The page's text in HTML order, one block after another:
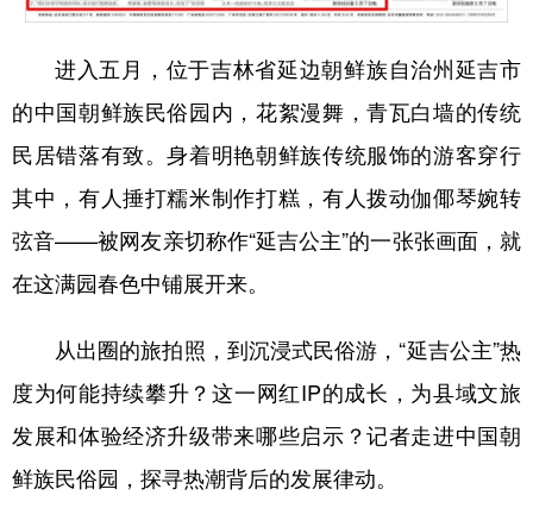
广东 广西 海南 重庆
四川 贵州 云南 西藏
陕西 甘肃 青海 宁夏
新疆 内蒙古
多语种频道
English Español Français عربى
Русский язык 日本語
进入五月，位于吉林省延边朝鲜族自治州延吉市
的中国朝鲜族民俗园内，花絮漫舞，青瓦白墙的传统
民居错落有致。身着明艳朝鲜族传统服饰的游客穿行
其中，有人捶打糯米制作打糕，有人拨动伽倻琴婉转
弦音——被网友亲切称作“延吉公主”的一张张画面，就
在这满园春色中铺展开来。
从出圈的旅拍照，到沉浸式民俗游，“延吉公主”热
度为何能持续攀升？这一网红IP的成长，为县域文旅
发展和体验经济升级带来哪些启示？记者走进中国朝
鲜族民俗园，探寻热潮背后的发展律动。